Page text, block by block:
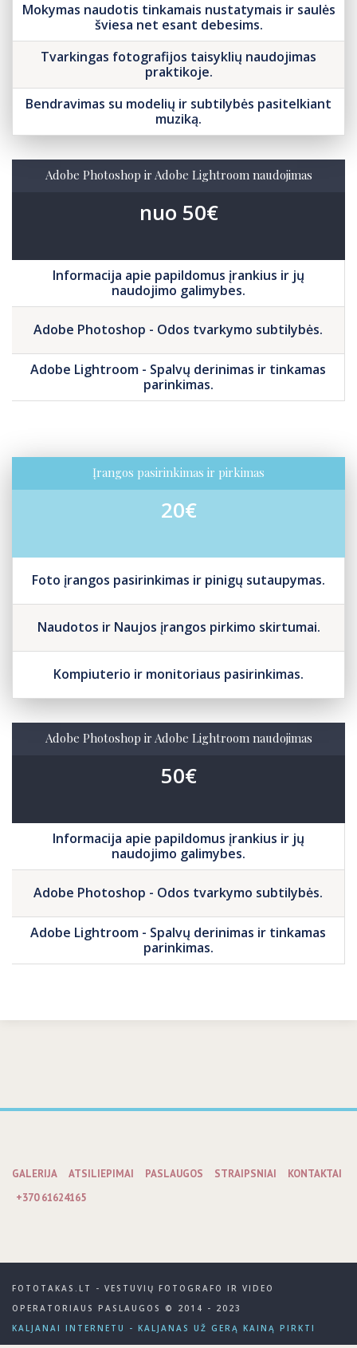
Mokymas naudotis tinkamais nustatymais ir saulės
šviesa net esant debesims.
Tvarkingas fotografijos taisyklių naudojimas
praktikoje.
Bendravimas su modelių ir subtilybės pasitelkiant
muziką.
Adobe Photoshop ir Adobe Lightroom naudojimas
nuo 50€
Informacija apie papildomus įrankius ir jų
naudojimo galimybes.
Adobe Photoshop - Odos tvarkymo subtilybės.
Adobe Lightroom - Spalvų derinimas ir tinkamas
parinkimas.
Įrangos pasirinkimas ir pirkimas
20€
Foto įrangos pasirinkimas ir pinigų sutaupymas.
Naudotos ir Naujos įrangos pirkimo skirtumai.
Kompiuterio ir monitoriaus pasirinkimas.
Adobe Photoshop ir Adobe Lightroom naudojimas
50€
Informacija apie papildomus įrankius ir jų
naudojimo galimybes.
Adobe Photoshop - Odos tvarkymo subtilybės.
Adobe Lightroom - Spalvų derinimas ir tinkamas
parinkimas.
GALERIJA ATSILIEPIMAI PASLAUGOS STRAIPSNIAI
KONTAKTAI
+370 61624165
FOTOTAKAS.LT - VESTUVIŲ FOTOGRAFO IR VIDEO
OPERATORIAUS PASLAUGOS © 2014 - 2023
KALJANAI INTERNETU - KALJANAS UŽ GERĄ KAINĄ PIRKTI